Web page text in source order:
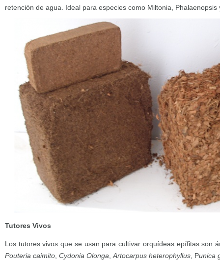
retención de agua. Ideal para especies como Miltonia, Phalaenopsis
Tutores Vivos
Los tutores vivos que se usan para cultivar orquídeas epífitas son
Pouteria caimito Cydonia Olonga Artocarpus heterophyllus , Punica